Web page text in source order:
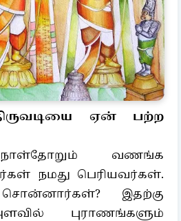
ஏன் பற்ற
வணங்க
நமது பெரியவர்கள்.
இதற்கு
புராணங்களும்